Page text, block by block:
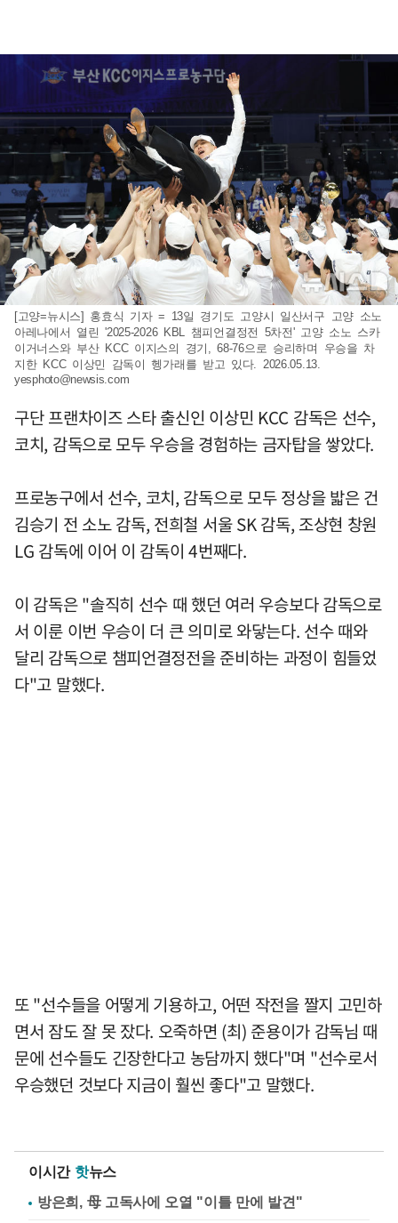
[고양=뉴시스] 홍효식 기자 = 13일 경기도 고양시 일산서구 고양 소노
아레나에서 열린 '2025-2026 KBL 챔피언결정전 5차전' 고양 소노 스카
이거너스와 부산 KCC 이지스의 경기, 68-76으로 승리하며 우승을 차
지한 KCC 이상민 감독이 헹가래를 받고 있다. 2026.05.13.
yesphoto@newsis.com
구단 프랜차이즈 스타 출신인 이상민 KCC 감독은 선수,
코치, 감독으로 모두 우승을 경험하는 금자탑을 쌓았다.
프로농구에서 선수, 코치, 감독으로 모두 정상을 밟은 건
김승기 전 소노 감독, 전희철 서울 SK 감독, 조상현 창원
LG 감독에 이어 이 감독이 4번째다.
이 감독은 "솔직히 선수 때 했던 여러 우승보다 감독으로
서 이룬 이번 우승이 더 큰 의미로 와닿는다. 선수 때와
달리 감독으로 챔피언결정전을 준비하는 과정이 힘들었
다"고 말했다.
또 "선수들을 어떻게 기용하고, 어떤 작전을 짤지 고민하
면서 잠도 잘 못 잤다. 오죽하면 (최) 준용이가 감독님 때
문에 선수들도 긴장한다고 농담까지 했다"며 "선수로서
우승했던 것보다 지금이 훨씬 좋다"고 말했다.
이시간 핫뉴스
방은희, 母 고독사에 오열 "이틀 만에 발견"